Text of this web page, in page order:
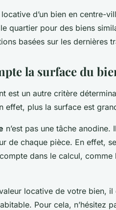
d’un bien en centre-
quartier pour des biens
basées sur les dernières
la surface du
est un autre critère
effet, plus la surface est
n’est pas une tâche anodine.
de chaque pièce. En effet,
dans le calcul,
locative de votre bien,
Pour cela, n’hésitez